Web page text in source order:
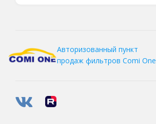
Авторизованный пункт
продаж фильтров Comi One